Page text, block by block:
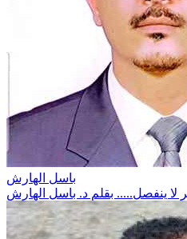
باسل الهارش
لا ينفصل..... بقلم د. باسل الهارش